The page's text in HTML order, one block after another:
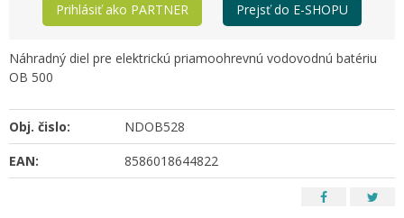
Prihlásiť ako PARTNER Prejsť do E-SHOPU
Náhradný diel pre elektrickú priamoohrevnú vodovodnú batériu
OB 500
Obj. čislo:
NDOB528
EAN:
8586018644822